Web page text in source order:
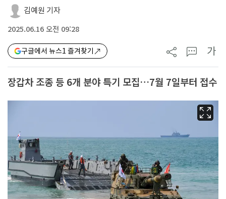
김예원 기자
2025.06.16 오전 09:28
구글에서 뉴스1 즐겨찾기 가
장갑차 조종 등 6개 분야 특기 모집…7월 7일부터 접수